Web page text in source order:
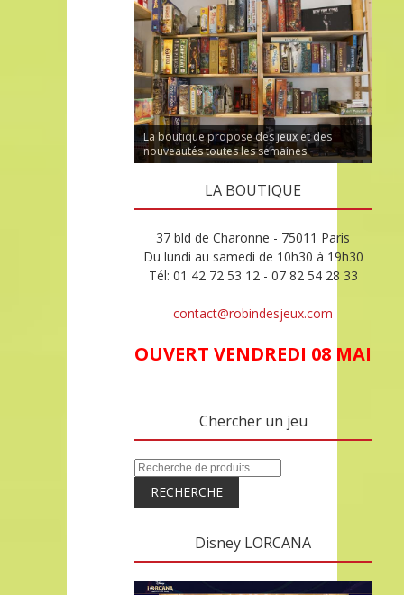
La boutique propose des jeux et des
nouveautés toutes les semaines
LA BOUTIQUE
37 bld de Charonne - 75011 Paris
Du lundi au samedi de 10h30 à 19h30
Tél: 01 42 72 53 12 - 07 82 54 28 33
contact@robindesjeux.com
OUVERT VENDREDI 08 MAI
Chercher un jeu
RECHERCHE
Disney LORCANA